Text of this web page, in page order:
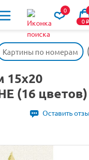
0
0o
Картины по номерам
15х20
(16 цветов)
Оставить